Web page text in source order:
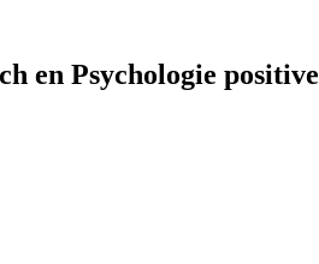
en Psychologie positive